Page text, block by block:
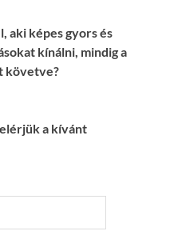
aki képes gyors és
kínálni, mindig a
követve?
a kívánt